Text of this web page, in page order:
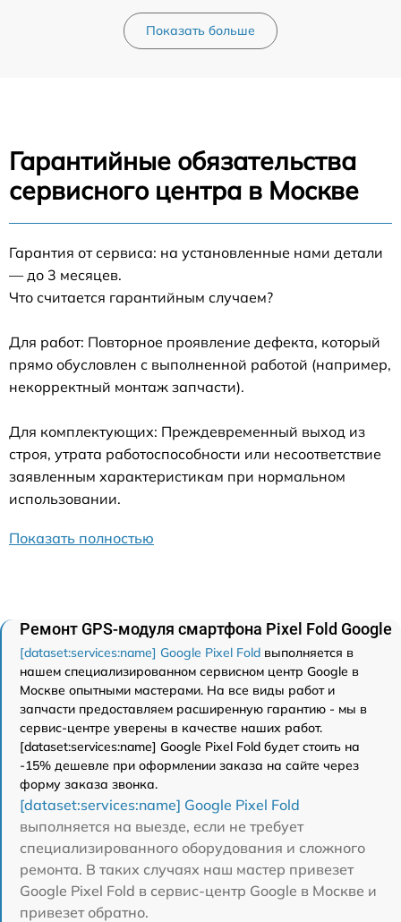
Показать больше
Гарантийные обязательства
сервисного центра в Москве
Гарантия от сервиса: на установленные нами детали
— до 3 месяцев.
Что считается гарантийным случаем?
Для работ: Повторное проявление дефекта, который
прямо обусловлен с выполненной работой (например,
некорректный монтаж запчасти).
Для комплектующих: Преждевременный выход из
строя, утрата работоспособности или несоответствие
заявленным характеристикам при нормальном
использовании.
Показать полностью
Ремонт GPS-модуля смартфона Pixel Fold Google
[dataset:services:name] Google Pixel Fold выполняется в
нашем специализированном сервисном центр Google в
Москве опытными мастерами. На все виды работ и
запчасти предоставляем расширенную гарантию - мы в
сервис-центре уверены в качестве наших работ.
[dataset:services:name] Google Pixel Fold будет стоить на
-15% дешевле при оформлении заказа на сайте через
форму заказа звонка.
[dataset:services:name] Google Pixel Fold
выполняется на выезде, если не требует
специализированного оборудования и сложного
ремонта. В таких случаях наш мастер привезет
Google Pixel Fold в сервис-центр Google в Москве и
привезет обратно.